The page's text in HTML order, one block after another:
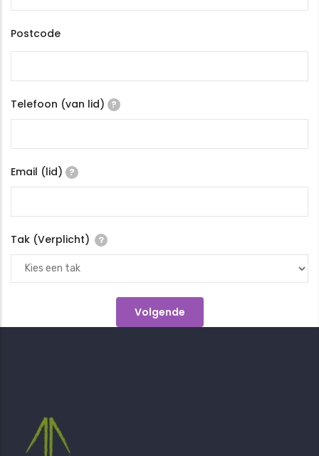
Postcode
Telefoon (van lid) ?
Email (lid) ?
Tak (Verplicht) ?